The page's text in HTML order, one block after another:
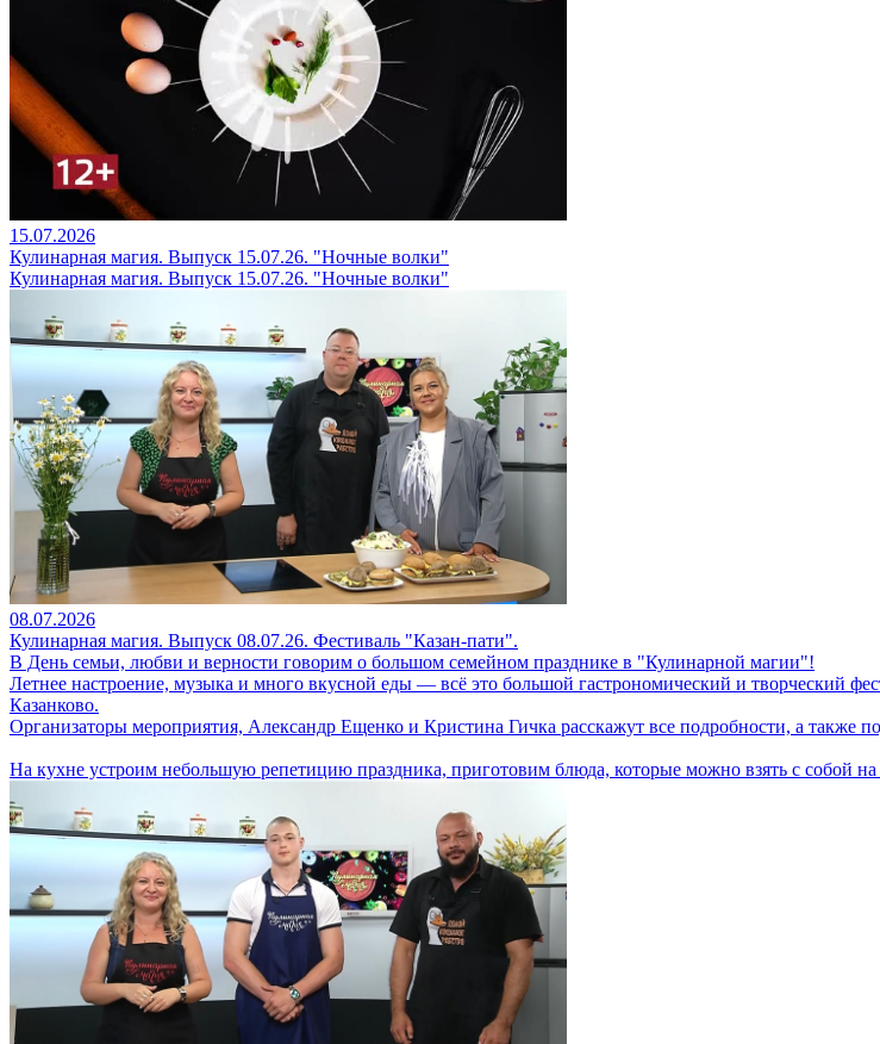
15.07.2026
Кулинарная магия. Выпуск 15.07.26. "Ночные волки"
Кулинарная магия. Выпуск 15.07.26. "Ночные волки"
08.07.2026
Кулинарная магия. Выпуск 08.07.26. Фестиваль "Казан-пати".
В День семьи, любви и верности говорим о большом семейном празднике в "Кулинарной магии"!
Летнее настроение, музыка и много вкусной еды — всё это большой гастрономический и творческий
Казанково.
Организаторы мероприятия, Александр Ещенко и Кристина Гичка расскажут все подробности, а также
На кухне устроим небольшую репетицию праздника, приготовим блюда, которые можно взять с собой